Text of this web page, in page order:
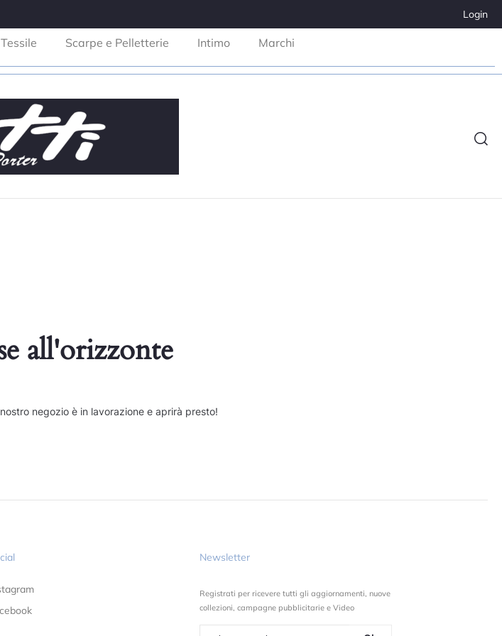
Login
Scarpe e Pelletterie Intimo Marchi
all'orizzonte
negozio è in lavorazione e aprirà presto!
Newsletter
Registrati per ricevere tutti gli aggiornamenti, nuove
collezioni, campagne pubblicitarie e Video